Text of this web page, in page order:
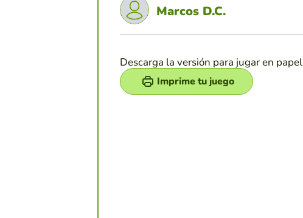
Marcos D.C.
Descarga la versión para jugar en papel
Imprime tu juego